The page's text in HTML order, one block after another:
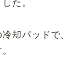
た。
却パッドで、